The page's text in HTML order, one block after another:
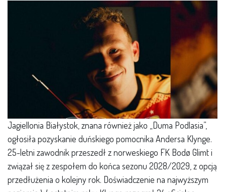
Jagiellonia Białystok, znana również jako „Duma Podlasia”,
ogłosiła pozyskanie duńskiego pomocnika Andersa Klynge.
25-letni zawodnik przeszedł z norweskiego FK Bodø Glimt i
związał się z zespołem do końca sezonu 2028/2029, z opcją
przedłużenia o kolejny rok. Doświadczenie na najwyższym